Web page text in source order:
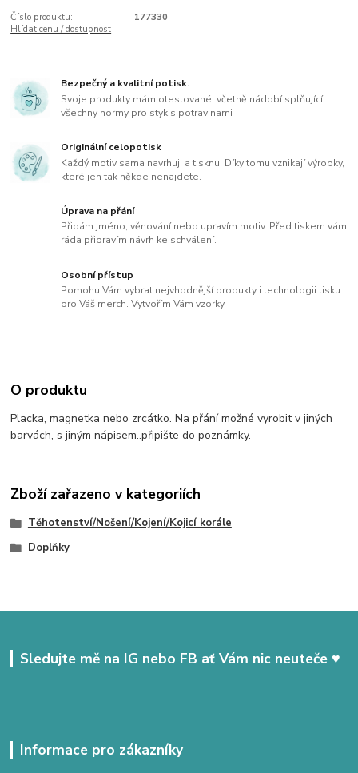
Číslo produktu:
177330
Hlídat cenu / dostupnost
Bezpečný a kvalitní potisk.
Svoje produkty mám otestované, včetně nádobí splňující
všechny normy pro styk s potravinami
Originální celopotisk
Každý motiv sama navrhuji a tisknu. Díky tomu vznikají výrobky,
které jen tak někde nenajdete.
Úprava na přání
Přidám jméno, věnování nebo upravím motiv. Před tiskem vám
ráda připravím návrh ke schválení.
Osobní přístup
Pomohu Vám vybrat nejvhodnější produkty i technologii tisku
pro Váš merch. Vytvořím Vám vzorky.
O produktu
Placka, magnetka nebo zrcátko. Na přání možné vyrobit v jiných
barvách, s jiným nápisem..připište do poznámky.
Zboží zařazeno v kategoriích
Těhotenství/Nošení/Kojení/Kojicí korále
Doplňky
Sledujte mě na IG nebo FB ať Vám nic neuteče ♥
Informace pro zákazníky